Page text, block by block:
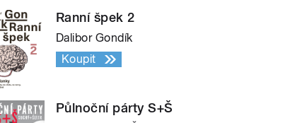
Ranní špek 2
Dalibor Gondík
Koupit
Půlnoční párty S+Š